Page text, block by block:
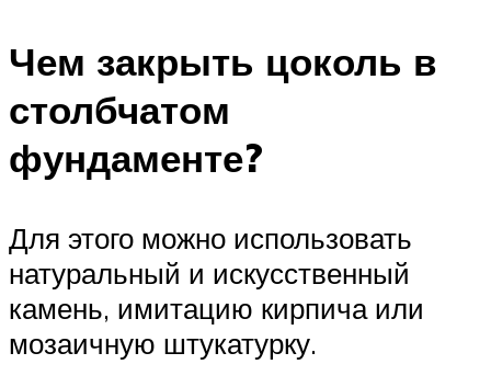
Чем закрыть цоколь в
столбчатом
фундаменте?
Для этого можно использовать
натуральный и искусственный
камень, имитацию кирпича или
мозаичную штукатурку.